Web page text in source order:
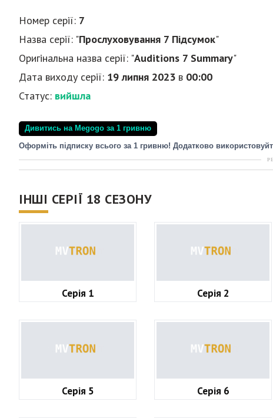
Номер серії: 7
Назва серії: "Прослуховування 7 Підсумок"
Оригінальна назва серії: "Auditions 7 Summary"
Дата виходу серії: 19 липня 2023 в 00:00
Статус: вийшла
Дивитись на Megogo за 1 гривню
Оформіть підписку всього за 1 гривню! Додатково
ІНШІ СЕРІЇ 18 СЕЗОНУ
Серія 1 Серія 2
Серія 5 Серія 6